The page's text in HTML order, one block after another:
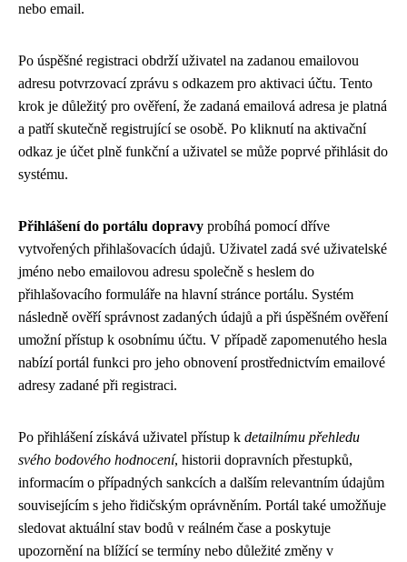
nebo email.
Po úspěšné registraci obdrží uživatel na zadanou emailovou
adresu potvrzovací zprávu s odkazem pro aktivaci účtu. Tento
krok je důležitý pro ověření, že zadaná emailová adresa je platná
a patří skutečně registrující se osobě. Po kliknutí na aktivační
odkaz je účet plně funkční a uživatel se může poprvé přihlásit do
systému.
Přihlášení do portálu dopravy probíhá pomocí dříve
vytvořených přihlašovacích údajů. Uživatel zadá své uživatelské
jméno nebo emailovou adresu společně s heslem do
přihlašovacího formuláře na hlavní stránce portálu. Systém
následně ověří správnost zadaných údajů a při úspěšném ověření
umožní přístup k osobnímu účtu. V případě zapomenutého hesla
nabízí portál funkci pro jeho obnovení prostřednictvím emailové
adresy zadané při registraci.
Po přihlášení získává uživatel přístup k detailnímu přehledu
svého bodového hodnocení, historii dopravních přestupků,
informacím o případných sankcích a dalším relevantním údajům
souvisejícím s jeho řidičským oprávněním. Portál také umožňuje
sledovat aktuální stav bodů v reálném čase a poskytuje
upozornění na blížící se termíny nebo důležité změny v